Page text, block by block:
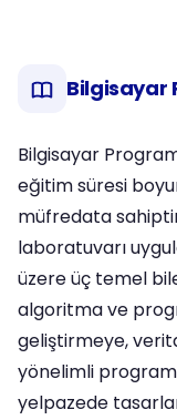
Bilgisayar
Bilgisayar
eğitim süresi
müfredata
laboratuvarı
üzere üç temel
algoritma ve
geliştirmeye,
yönelimli
yelpazede